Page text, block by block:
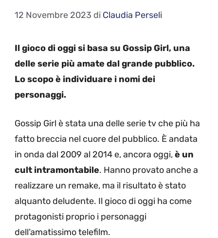
12 Novembre 2023 di Claudia Perseli
Il gioco di oggi si basa su Gossip Girl, una
delle serie più amate dal grande pubblico.
Lo scopo è individuare i nomi dei
personaggi.
Gossip Girl è stata una delle serie tv che più ha
fatto breccia nel cuore del pubblico. È andata
in onda dal 2009 al 2014 e, ancora oggi,è un
cult intramontabile. Hanno provato anche a
realizzare un remake, ma il risultato è stato
alquanto deludente. Il gioco di oggi ha come
protagonisti proprio i personaggi
dell’amatissimo telefilm.